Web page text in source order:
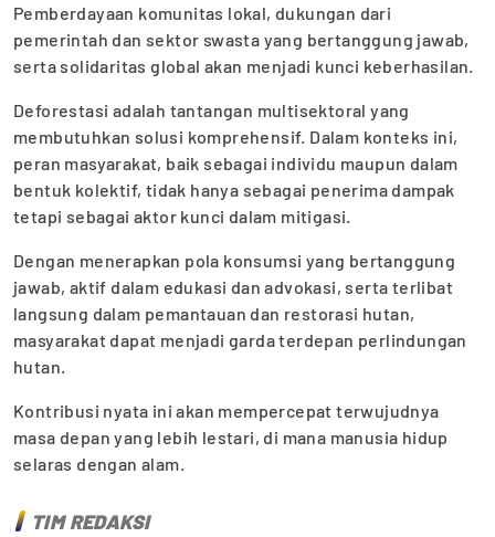
Pemberdayaan komunitas lokal, dukungan dari
pemerintah dan sektor swasta yang bertanggung jawab,
serta solidaritas global akan menjadi kunci keberhasilan.
Deforestasi adalah tantangan multisektoral yang
membutuhkan solusi komprehensif. Dalam konteks ini,
peran masyarakat, baik sebagai individu maupun dalam
bentuk kolektif, tidak hanya sebagai penerima dampak
tetapi sebagai aktor kunci dalam mitigasi.
Dengan menerapkan pola konsumsi yang bertanggung
jawab, aktif dalam edukasi dan advokasi, serta terlibat
langsung dalam pemantauan dan restorasi hutan,
masyarakat dapat menjadi garda terdepan perlindungan
hutan.
Kontribusi nyata ini akan mempercepat terwujudnya
masa depan yang lebih lestari, di mana manusia hidup
selaras dengan alam.
TIM REDAKSI